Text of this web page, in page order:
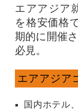
エアアジア
を格安価格
期的に開催
必見。
エアアジア
国内ホテル